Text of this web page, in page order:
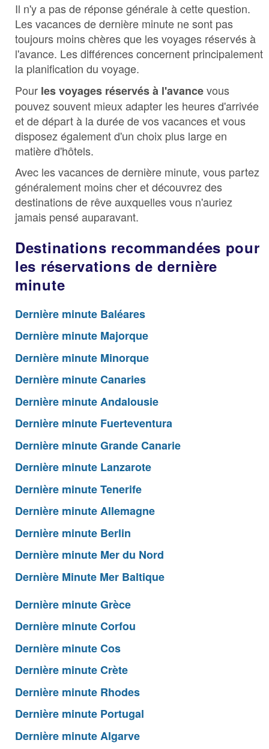
Il n'y a pas de réponse générale à cette question.
Les vacances de dernière minute ne sont pas
toujours moins chères que les voyages réservés à
l'avance. Les différences concernent principalement
la planification du voyage.
Pour les voyages réservés à l'avancevous
pouvez souvent mieux adapter les heures d'arrivée
et de départ à la durée de vos vacances et vous
disposez également d'un choix plus large en
matière d'hôtels.
Avec les vacances de dernière minute, vous partez
généralement moins cher et découvrez des
destinations de rêve auxquelles vous n'auriez
jamais pensé auparavant.
Destinations recommandées pour
les réservations de dernière
minute
Dernière minute Baléares
Dernière minute Majorque
Dernière minute Minorque
Dernière minute Canaries
Dernière minute Andalousie
Dernière minute Fuerteventura
Dernière minute Grande Canarie
Dernière minute Lanzarote
Dernière minute Tenerife
Dernière minute Allemagne
Dernière minute Berlin
Dernière minute Mer du Nord
Dernière Minute Mer Baltique
Dernière minute Grèce
Dernière minute Corfou
Dernière minute Cos
Dernière minute Crète
Dernière minute Rhodes
Dernière minute Portugal
Dernière minute Algarve